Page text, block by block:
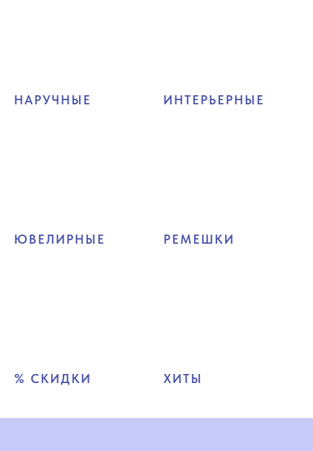
НАРУЧНЫЕ ИНТЕРЬЕРНЫЕ
ЮВЕЛИРНЫЕ РЕМЕШКИ
% СКИДКИ ХИТЫ